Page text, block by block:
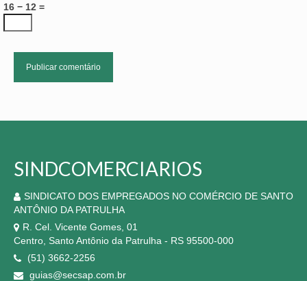
16 − 12 =
SINDCOMERCIARIOS
SINDICATO DOS EMPREGADOS NO COMÉRCIO DE SANTO
ANTÔNIO DA PATRULHA
R. Cel. Vicente Gomes, 01
Centro, Santo Antônio da Patrulha - RS 95500-000
(51) 3662-2256
guias@secsap.com.br